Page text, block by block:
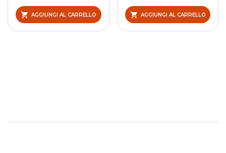
AGGIUNGI AL CARRELLO AGGIUNGI AL CARRELLO